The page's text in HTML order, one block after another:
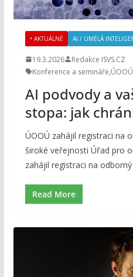
• AKTUÁLNĚ AI / UMĚLÁ
19.3.2026
Redakce ISVS.CZ
Konference a semináře,ÚOOÚ
AI podvody a
stopa: jak
ÚOOÚ zahájil registraci na
široké veřejnosti Úřad pro
zahájil registraci na
Read More